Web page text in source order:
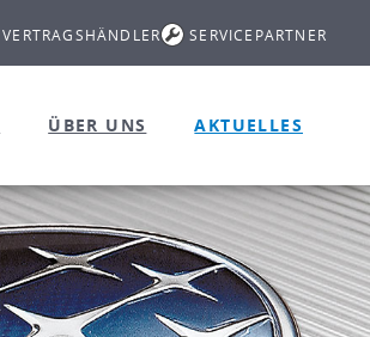
VERTRAGSHÄNDLER SERVICEPARTNER
ÜBER UNS AKTUELLES